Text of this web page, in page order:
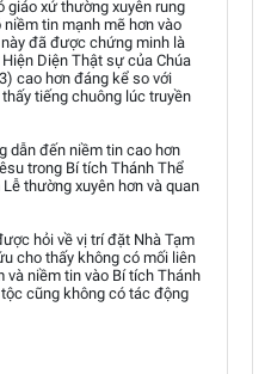
giáo xứ thường xuyên rung
tin mạnh mẽ hơn vào
đã được chứng minh là
Diện Thật sự của Chúa
cao hơn đáng kể so với
tiếng chuông lúc truyền
dẫn đến niềm tin cao hơn
trong Bí tích Thánh Thể
thường xuyên hơn và quan
hỏi về vị trí đặt Nhà Tạm
cho thấy không có mối liên
và niềm tin vào Bí tích Thánh
cũng không có tác động